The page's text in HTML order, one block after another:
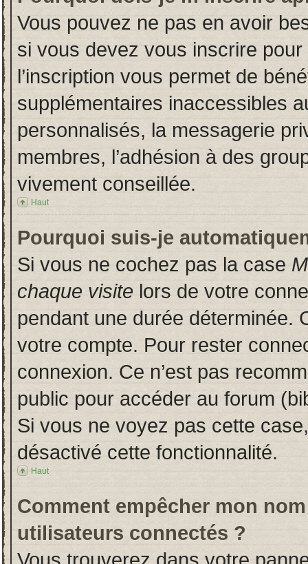
Vous pouvez ne pas en avoir
si vous devez vous inscrire
l’inscription vous permet de
supplémentaires inaccessibles
personnalisés, la messagerie
membres, l’adhésion à des
vivement conseillée.
Haut
Pourquoi suis-je
Si vous ne cochez pas la case
chaque visite lors de votre
pendant une durée déterminée.
votre compte. Pour rester
connexion. Ce n’est pas
public pour accéder au forum
Si vous ne voyez pas cette
désactivé cette fonctionnalité.
Haut
Comment empêcher mon
utilisateurs connectés ?